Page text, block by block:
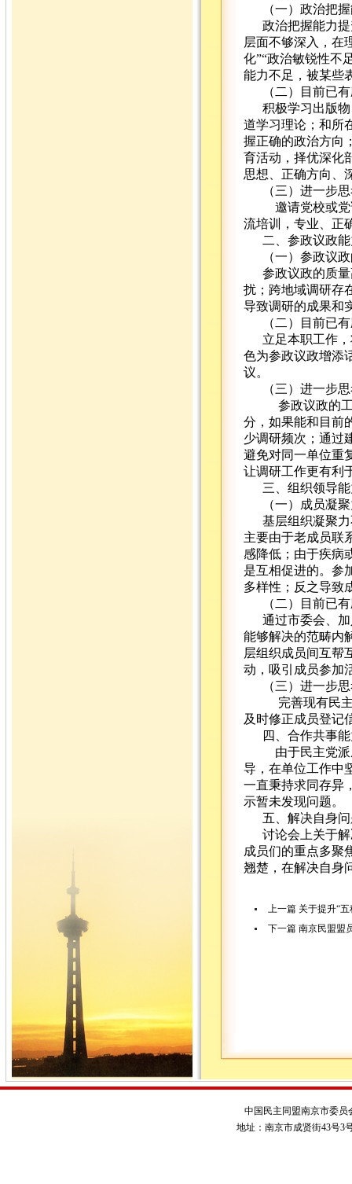
（一）政治把
政治把握能力
层面不够深入，在
化”“政治敏锐性不
能力不足，被某些
（二）目前已
积极学习出版
道学习理论；和所
握正确的政治方向
育活动，择优深化
思想、正确方向、
（三）进一步
邀请党校或党
流培训，专业、正
二、参政议政
（一）参政议
参政议政的质
扰；跨地域调研存
导致调研的成果和
（二）目前已
立足本职工作
色为参政议政增添
议。
（三）进一步
参政议政的工
分，如果能和目前
少调研频次；通过
避免对同一单位重
让调研工作更有利
三、组织领导
（一）成员凝
基层组织凝聚
主要由于老成员联
感降低；由于疾病
是互相促进的。参
多样性；反之导致
（二）目前已
通过市委会、
能够解决的范畴内
层组织成员间互帮
动，吸引成员参加
（三）进一步
完善现有民主
及时修正成员登记
四、合作共事
由于民主党派
导，在单位工作中
一直秉持求同存异
示暂未发现问题。
五、解决自身
讨论会上关于
成员们的重点多聚
翘楚，在解决自身
上一篇 关于提升“
下一篇 南京民盟盟
中国民主同盟南京市委员
地址：南京市成贤街43号3